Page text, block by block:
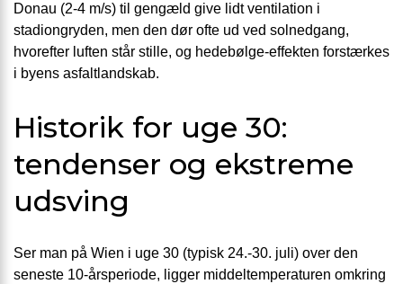
Donau (2-4 m/s) til gengæld give lidt ventilation i
stadiongryden, men den dør ofte ud ved solnedgang,
hvorefter luften står stille, og hedebølge-effekten forstærkes
i byens asfaltlandskab.
Historik for uge 30:
tendenser og ekstreme
udsving
Ser man på Wien i uge 30 (typisk 24.-30. juli) over den
seneste 10-årsperiode, ligger middel­temperaturen omkring